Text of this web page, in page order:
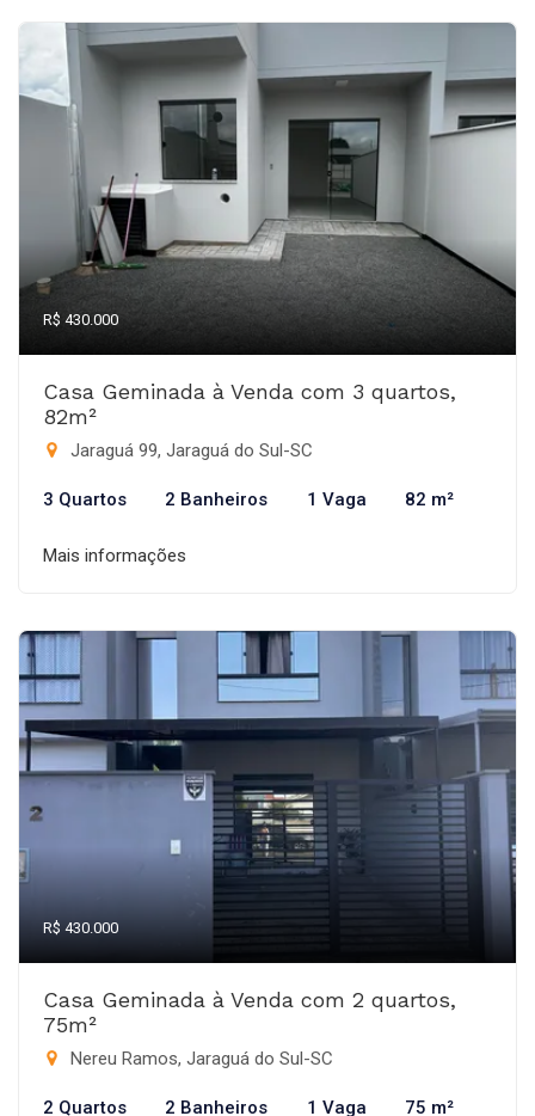
R$ 430.000
Casa Geminada à Venda com 3 quartos,
82m²
Jaraguá 99, Jaraguá do Sul-SC
3 Quartos 2 Banheiros 1 Vaga 82 m²
Mais informações
R$ 430.000
Casa Geminada à Venda com 2 quartos,
75m²
Nereu Ramos, Jaraguá do Sul-SC
2 Quartos 2 Banheiros 1 Vaga 75 m²